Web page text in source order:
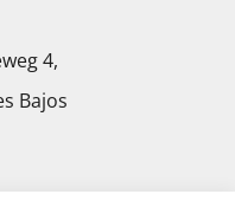
4,
Bajos